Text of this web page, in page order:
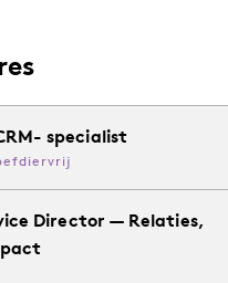
specialist
Director — Relaties,